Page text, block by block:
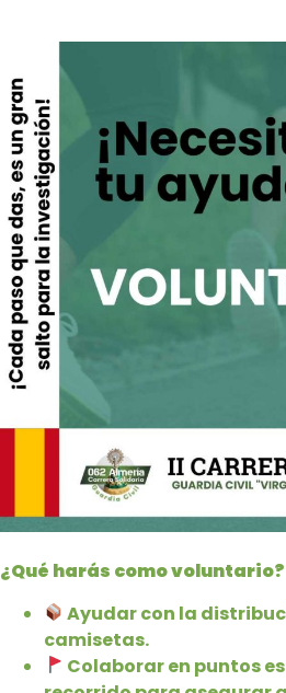
¿Qué harás como voluntario?
Ayudar con la
camisetas.
Colaborar en puntos